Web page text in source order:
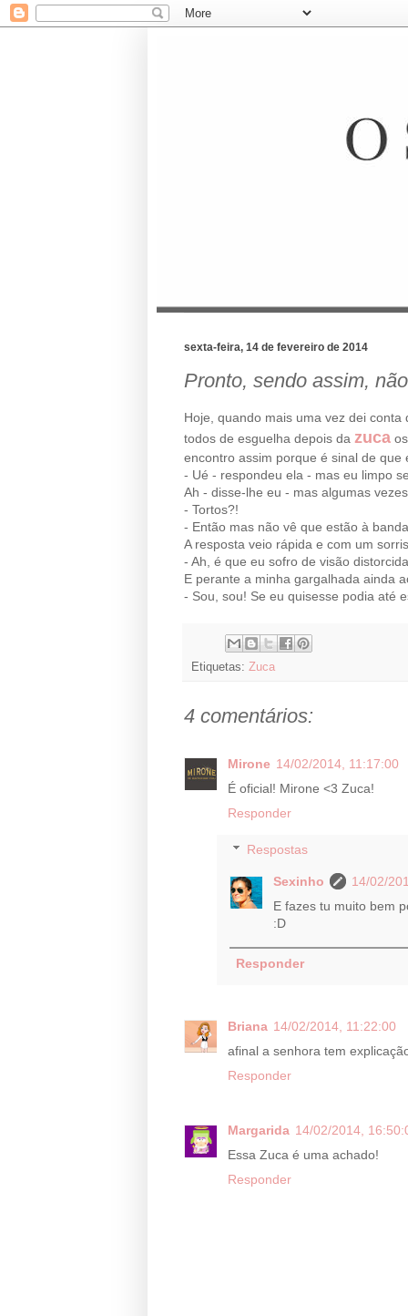
sexta-feira, 14 de fevereiro de 2014
Pronto, sendo assim,
Hoje, quando mais uma vez dei
todos de esguelha depois da zuca
encontro assim porque é sinal de que
- Ué - respondeu ela - mas eu limpo
Ah - disse-lhe eu - mas algumas
- Tortos?!
- Então mas não vê que estão à
A resposta veio rápida e com um
- Ah, é que eu sofro de visão
E perante a minha gargalhada ainda
- Sou, sou! Se eu quisesse podia até
Etiquetas: Zuca
4 comentários:
Mirone 14/02/2014, 11:17:00
É oficial! Mirone <3 Zuca!
Responder
Respostas
Sexinho
14/02/
E fazes tu muito bem
:D
Responder
Briana 14/02/2014, 11:22:00
afinal a senhora tem
Responder
Margarida 14/02/2014,
Essa Zuca é uma achado!
Responder